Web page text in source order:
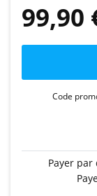
99,90
Code
Payer par